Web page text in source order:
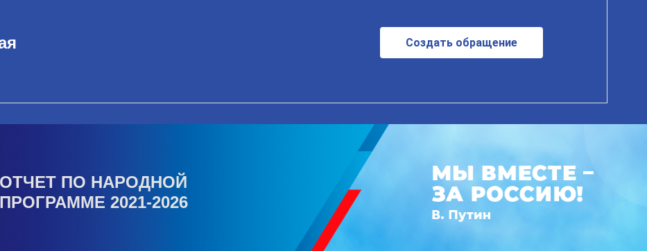
Создать обращение
ОТЧЕТ ПО НАРОДНОЙ
ПРОГРАММЕ 2021-2026